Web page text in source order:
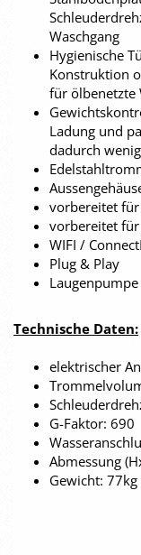
Waschgang
Hygienische
Konstruktion
für ölbenetzte
Ladung und
dadurch
vorbereitet
vorbereitet für
WIFI /
Plug & Play
Laugenpumpe
Technische Daten:
elektrischer
G-Faktor: 690
Abmessung
Gewicht: 77kg